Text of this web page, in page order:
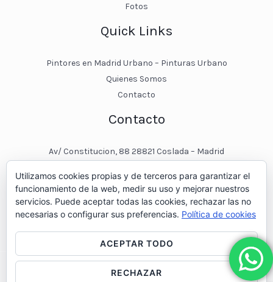
Fotos
Quick Links
Pintores en Madrid Urbano – Pinturas Urbano
Quienes Somos
Contacto
Contacto
Av/ Constitucion, 88 28821 Coslada – Madrid
pinturasurbano@hotmail.es
+34 – 643 00 74 11
© 2026 Pintores en Madrid - Pinturas Urbano
Utilizamos cookies propias y de terceros para garantizar el
funcionamiento de la web, medir su uso y mejorar nuestros
servicios. Puede aceptar todas las cookies, rechazar las no
necesarias o configurar sus preferencias. Política de cookies
ACEPTAR TODO
RECHAZAR